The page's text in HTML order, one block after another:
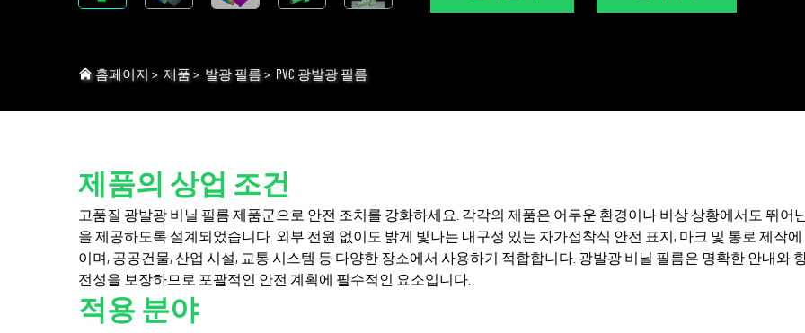
홈페이지 > 제품 > 발광 필름 > PVC 광발광 필름
제품의 상업 조건
고품질 광발광 비닐 필름 제품군으로 안전 조치를 강화하세요. 각각의 제품은 어두운 환경이나 비상 상황에서도 뛰어
을 제공하도록 설계되었습니다. 외부 전원 없이도 밝게 빛나는 내구성 있는 자가접착식 안전 표지, 마크 및 통로 제작
이며, 공공건물, 산업 시설, 교통 시스템 등 다양한 장소에서 사용하기 적합합니다. 광발광 비닐 필름은 명확한 안내와
전성을 보장하므로 포괄적인 안전 계획에 필수적인 요소입니다.
적용 분야